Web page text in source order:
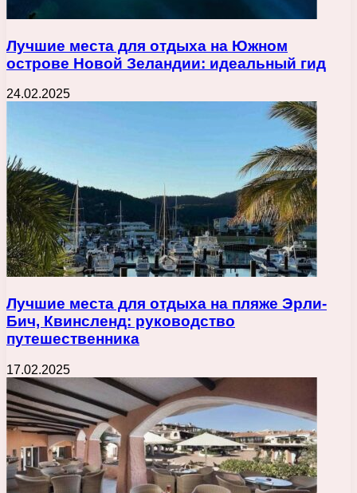
Лучшие места для отдыха на Южном
острове Новой Зеландии: идеальный гид
24.02.2025
Лучшие места для отдыха на пляже Эрли-
Бич, Квинсленд: руководство
путешественника
17.02.2025